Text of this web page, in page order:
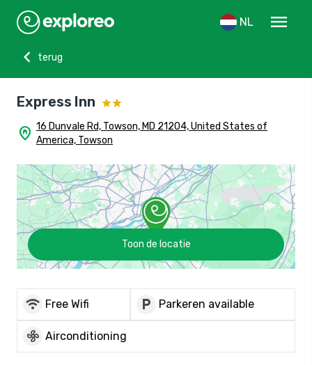
NL
menu
chevron_left
terug
Express Inn
home_pin 16 Dunvale Rd, Towson, MD 21204, United States of
America, Towson
Toon de locatie
wifi Free Wifi local_parking Parkeren available
mode_fan Airconditioning